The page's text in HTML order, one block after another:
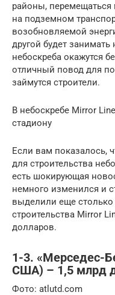
районы,
на подземном
возобновляемой
другой будет
небоскреба окажутся
отличный повод для
займутся строители.
В небоскребе Mirror
стадиону
Если вам показалось,
для строительства
есть шокирующая
немного изменился и
выделили еще столько
строительства Mirror
долларов.
1-3. «Мерседес-
США) – 1,5 млрд
Фото: atlutd.com